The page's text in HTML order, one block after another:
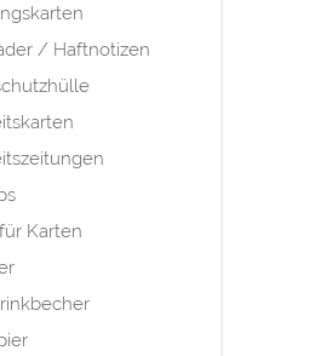
/ Haftnotizen
Karten